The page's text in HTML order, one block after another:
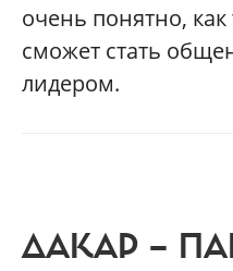
очень понятно, как
сможет стать
лидером.
ДАКАР —